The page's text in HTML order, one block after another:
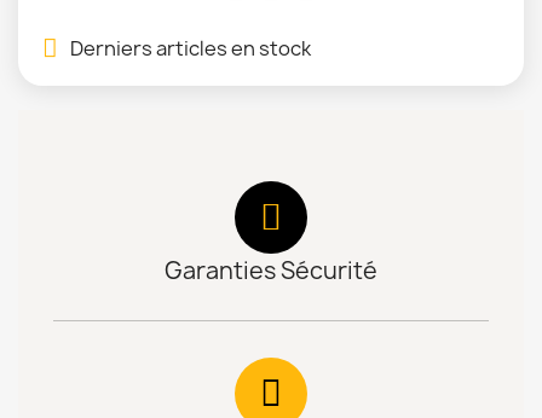
Derniers articles en stock
Garanties Sécurité